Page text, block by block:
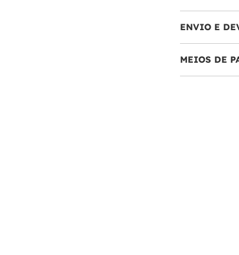
ENVIO E
MEIOS DE